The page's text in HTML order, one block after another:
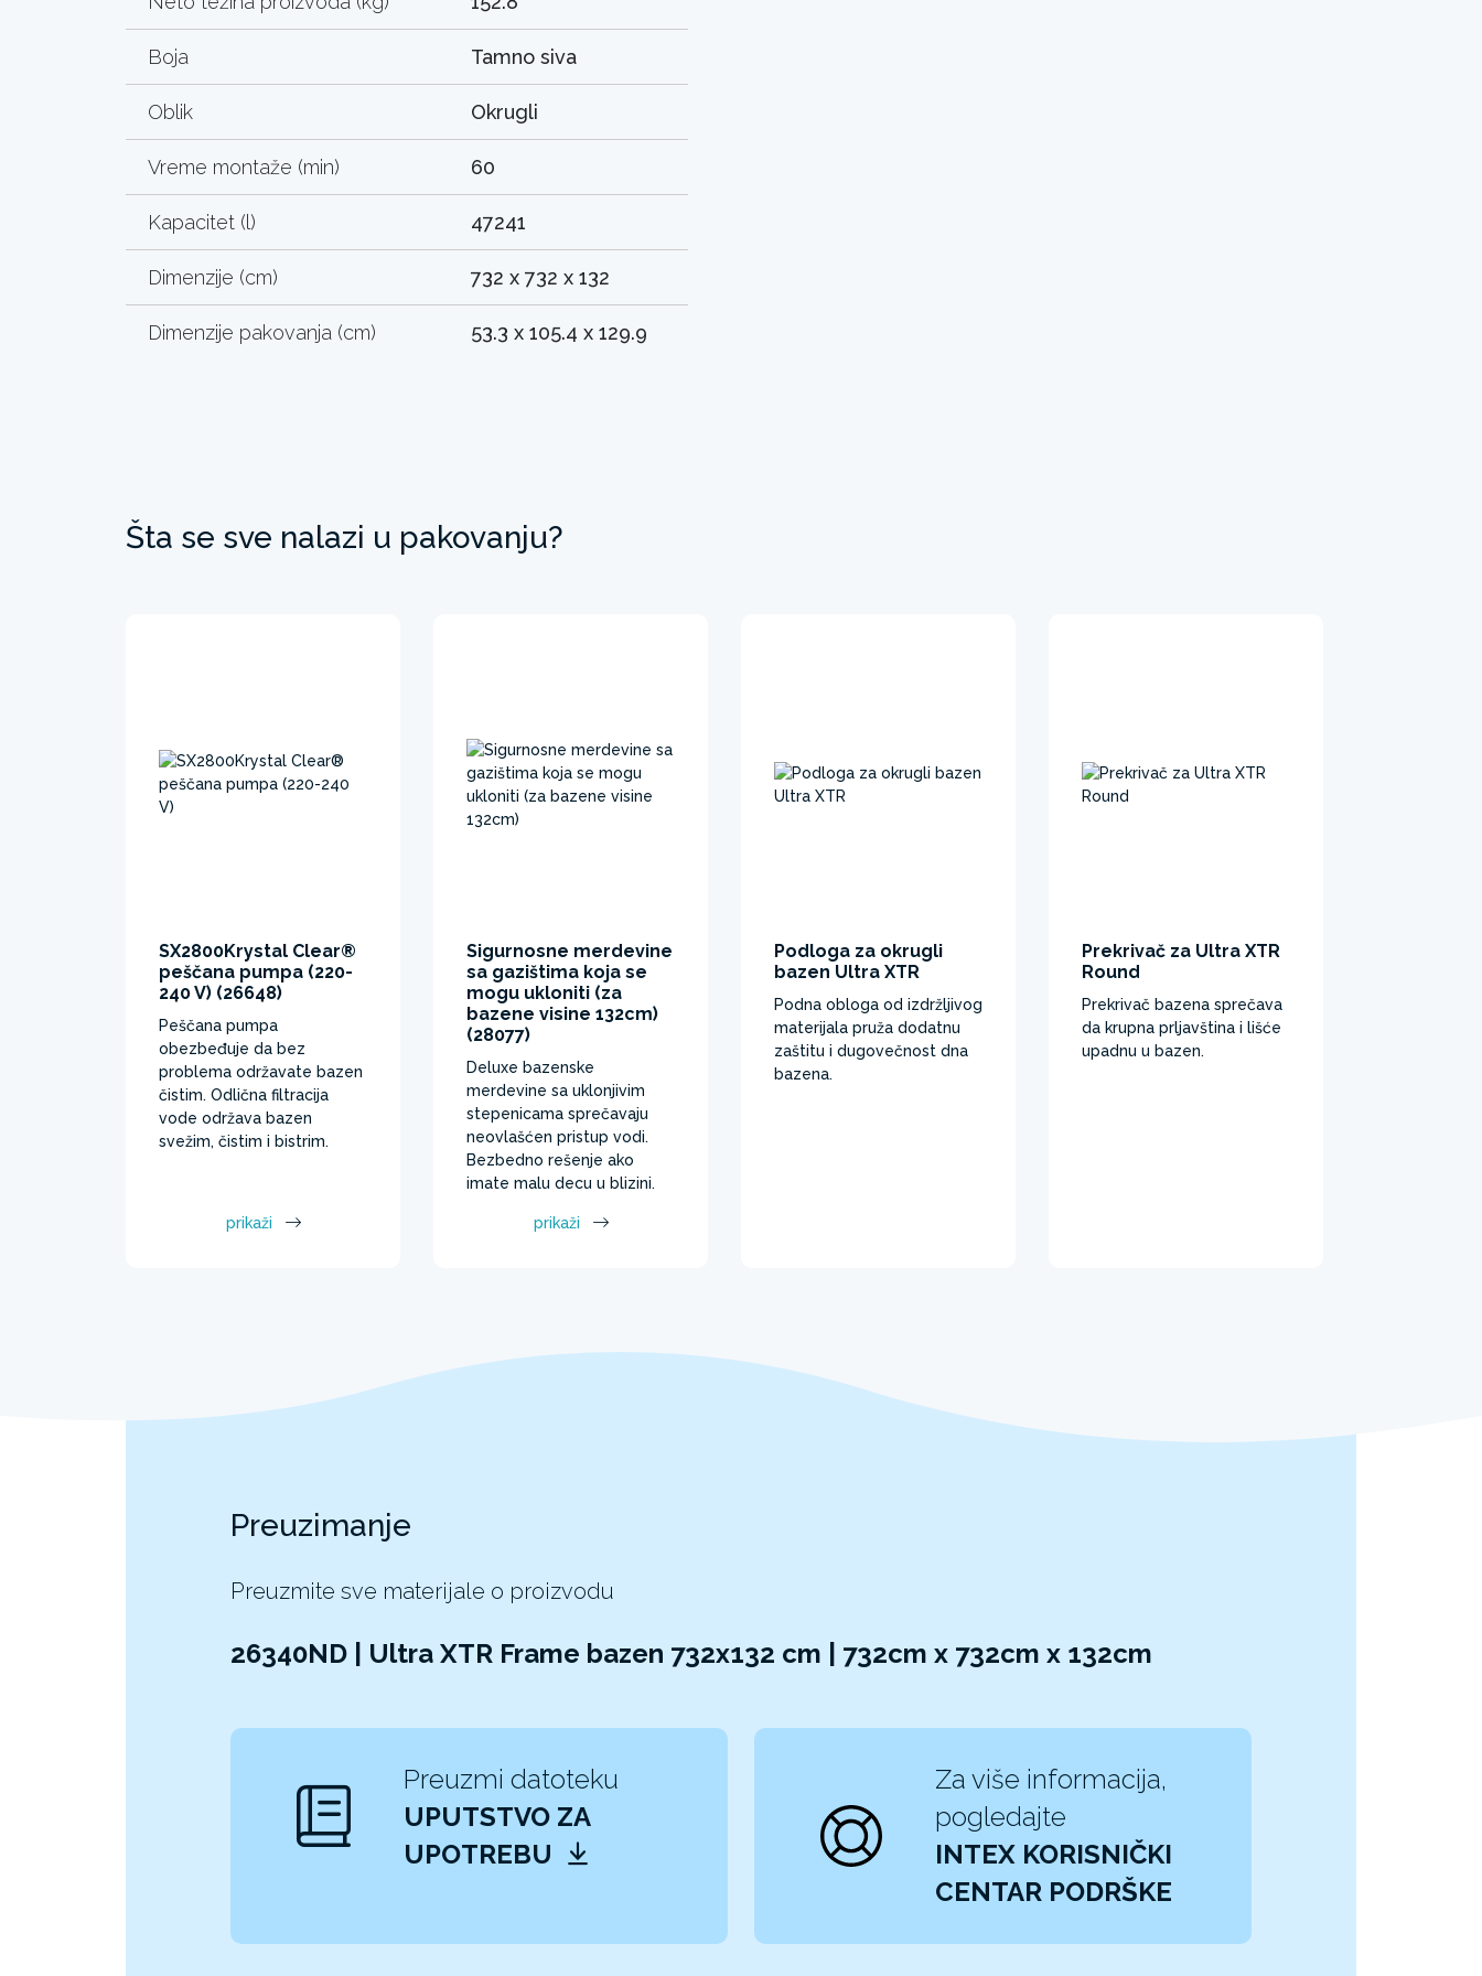
Boja Tamno siva
Oblik Okrugli
Vreme montaže (min) 60
Kapacitet (l) 47241
Dimenzije (cm) 732 x 732 x 132
Dimenzije pakovanja (cm) 53.3 x 105.4 x 129.9
Šta se sve nalazi u pakovanju?
SX2800Krystal Clear®
peščana pumpa (220-
240 V) (26648)
Peščana pumpa
obezbeđuje da bez
problema održavate bazen
čistim. Odlična filtracija
vode održava bazen
svežim, čistim i bistrim.
prikaži
Sigurnosne merdevine
sa gazištima koja se
mogu ukloniti (za
bazene visine 132cm)
(28077)
Deluxe bazenske
merdevine sa uklonjivim
stepenicama sprečavaju
neovlašćen pristup vodi.
Bezbedno rešenje ako
imate malu decu u blizini.
prikaži
Podloga za okrugli
bazen Ultra XTR
Podna obloga od izdržljivog
materijala pruža dodatnu
zaštitu i dugovečnost dna
bazena. ​
Prekrivač za Ultra XTR
Round
Prekrivač bazena sprečava
da krupna prljavština i lišće
upadnu u bazen. ​
Preuzimanje
Preuzmite sve materijale o proizvodu
26340ND | Ultra XTR Frame bazen 732x132 cm | 732cm x 732cm x 132cm
Preuzmi datoteku
UPUTSTVO ZA
UPOTREBU
Za više informacija,
pogledajte
INTEX KORISNIČKI
CENTAR PODRŠKE